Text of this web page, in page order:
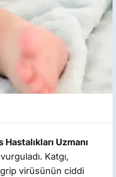
Hastalıkları Uzmanı
Katgı,
virüsünün ciddi